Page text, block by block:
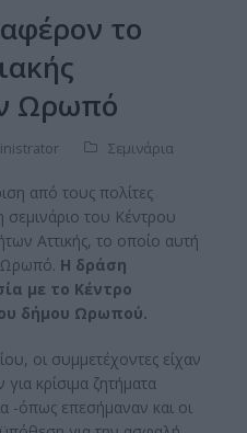
το
Ωρωπό
Σεμινάρια
από τους πολίτες
του Κέντρου
Αττικής, το οποίο αυτή
Ωρωπό. Η δράση
με το Κέντρο
δήμου Ωρωπού.
οι συμμετέχοντες είχαν
κρίσιμα ζητήματα
-όπως επεσήμαναν και οι